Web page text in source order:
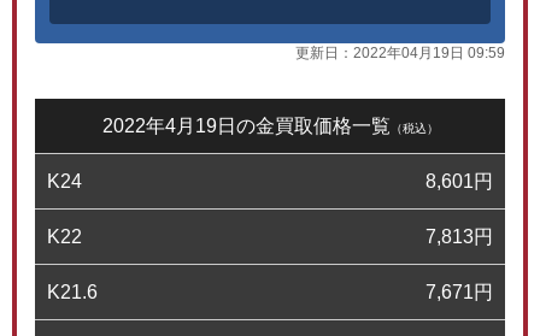
更新日： 2022年04月19日 09:59
2022年4月19日の金買取価格一覧 （税込）
K24 8,601円
K22 7,813円
K21.6 7,671円